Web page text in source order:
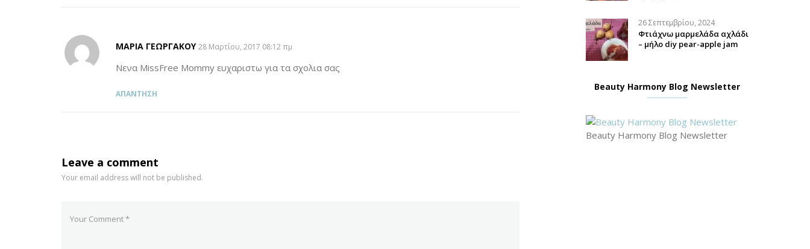
MΑΡΊΑ ΓΕΩΡΓΑΚΟΎSAYS:
28 Μαρτίου, 2017 08:12 πμ
Νενα MissFree Mommy ευχαριστω για τα σχολια σας
ΑΠΆΝΤΗΣΗ
Leave a comment
Your email address will not be published.
26 Σεπτεμβρίου, 2024
Φτιάχνω μαρμελάδα αχλάδι
– μήλο diy pear-apple jam
Beauty Harmony Blog Newsletter
Beauty Harmony Blog Newsletter